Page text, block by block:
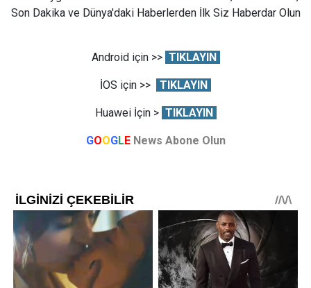
Son Dakika ve Dünya'daki Haberlerden İlk Siz Haberdar Olun
Android için >> TIKLAYIN
İOS için >> TIKLAYIN
Huawei İçin > TIKLAYIN
GOOGLE News Abone Olun